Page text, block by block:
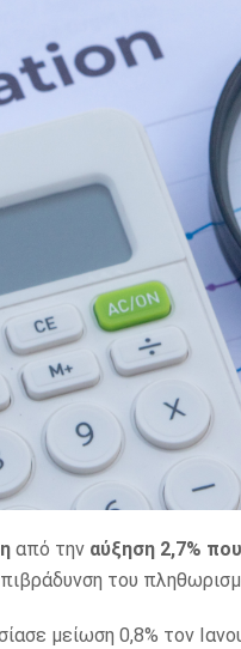
από την αύξηση 2,7%
του
μείωση 0,8% τον